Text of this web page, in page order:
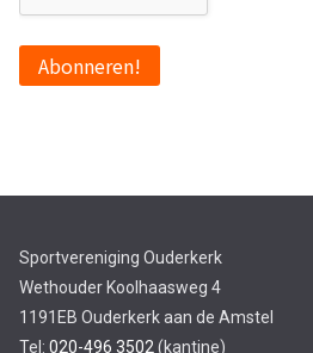
Sportvereniging Ouderkerk
Wethouder Koolhaasweg 4
1191EB Ouderkerk aan de Amstel
Tel: 020-496 3502 (kantine)